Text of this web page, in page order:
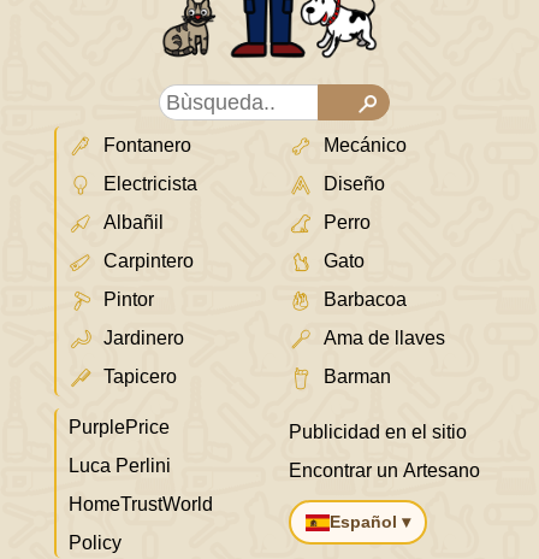
Fontanero
Electricista
Albañil
Carpintero
Pintor
Jardinero
Tapicero
Mecánico
Diseño
Perro
Gato
Barbacoa
Ama de llaves
Barman
PurplePrice
Luca Perlini
HomeTrustWorld
Policy
Publicidad en el sitio
Encontrar un Artesano
Español ▾